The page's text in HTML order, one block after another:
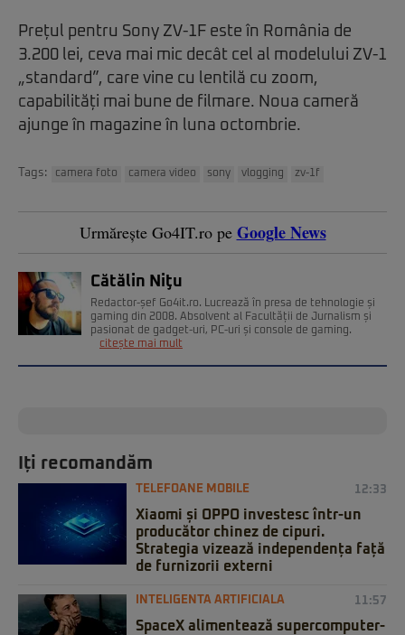
Prețul pentru Sony ZV-1F este în România de
3.200 lei, ceva mai mic decât cel al modelului ZV-1
„standard”, care vine cu lentilă cu zoom,
capabilități mai bune de filmare. Noua cameră
ajunge în magazine în luna octombrie.
Tags: camera foto camera video sony vlogging zv-1f
Urmărește Go4IT.ro pe Google News
Cătălin Niţu
Redactor-șef Go4it.ro. Lucrează în presa de tehnologie și
gaming din 2008. Absolvent al Facultății de Jurnalism și
pasionat de gadget-uri, PC-uri și console de gaming.
citește mai mult
Iți recomandăm
TELEFOANE MOBILE 12:33
Xiaomi și OPPO investesc într-un
producător chinez de cipuri.
Strategia vizează independența față
de furnizorii externi
INTELIGENTA ARTIFICIALA 11:57
SpaceX alimentează supercomputer-